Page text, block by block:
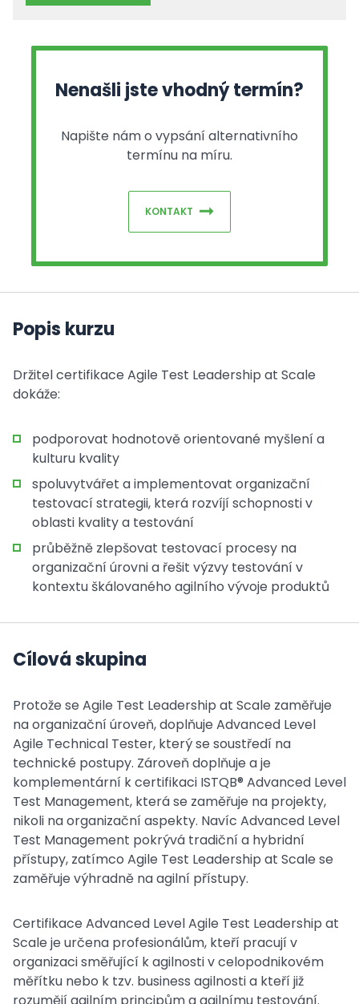
Nenašli jste vhodný termín?
Napište nám o vypsání alternativního
termínu na míru.
KONTAKT
Popis kurzu
Držitel certifikace Agile Test Leadership at Scale
dokáže:
podporovat hodnotově orientované myšlení a
kulturu kvality
spoluvytvářet a implementovat organizační
testovací strategii, která rozvíjí schopnosti v
oblasti kvality a testování
průběžně zlepšovat testovací procesy na
organizační úrovni a řešit výzvy testování v
kontextu škálovaného agilního vývoje produktů
Cílová skupina
Protože se Agile Test Leadership at Scale zaměřuje
na organizační úroveň, doplňuje Advanced Level
Agile Technical Tester, který se soustředí na
technické postupy. Zároveň doplňuje a je
komplementární k certifikaci ISTQB® Advanced Level
Test Management, která se zaměřuje na projekty,
nikoli na organizační aspekty. Navíc Advanced Level
Test Management pokrývá tradiční a hybridní
přístupy, zatímco Agile Test Leadership at Scale se
zaměřuje výhradně na agilní přístupy.
Certifikace Advanced Level Agile Test Leadership at
Scale je určena profesionálům, kteří pracují v
organizaci směřující k agilnosti v celopodnikovém
měřítku nebo k tzv. business agilnosti a kteří již